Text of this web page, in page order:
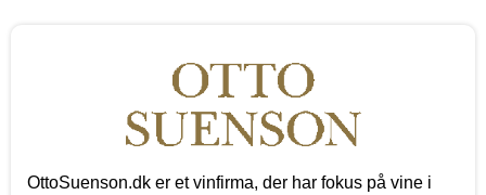
OttoSuenson.dk er et vinfirma, der har fokus på vine i